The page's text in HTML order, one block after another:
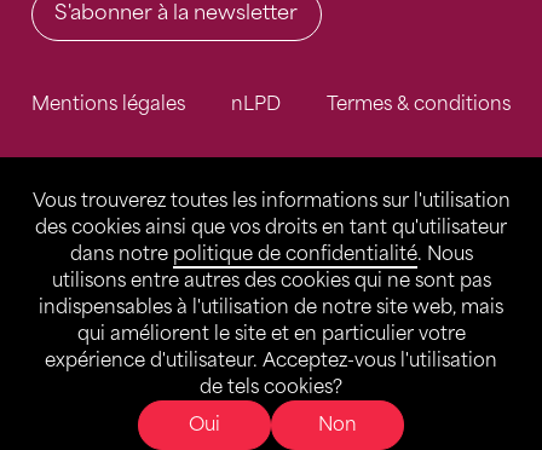
Vous trouverez toutes les informations sur l'utilisation
des cookies ainsi que vos droits en tant qu'utilisateur
dans notre politique de confidentialité. Nous
utilisons entre autres des cookies qui ne sont pas
indispensables à l'utilisation de notre site web, mais
qui améliorent le site et en particulier votre
expérience d'utilisateur. Acceptez-vous l'utilisation
de tels cookies?
Oui
Non
S'abonner à la newsletter
Mentions légales nLPD Termes & conditions